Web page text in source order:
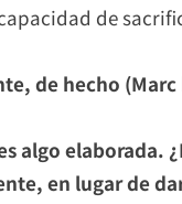
de
de hecho
algo elaborada.
en lugar de